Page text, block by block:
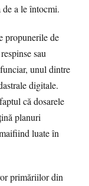
a le întocmi.
propunerile de
sau
unul dintre
digitale.
că dosarele
planuri
luate în
primăriilor din